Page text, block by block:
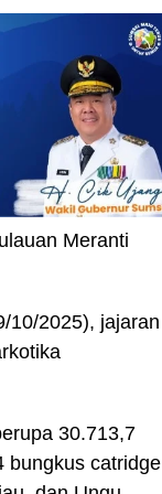
Meranti
10/2025), jajaran
30.713,7
bungkus catridge